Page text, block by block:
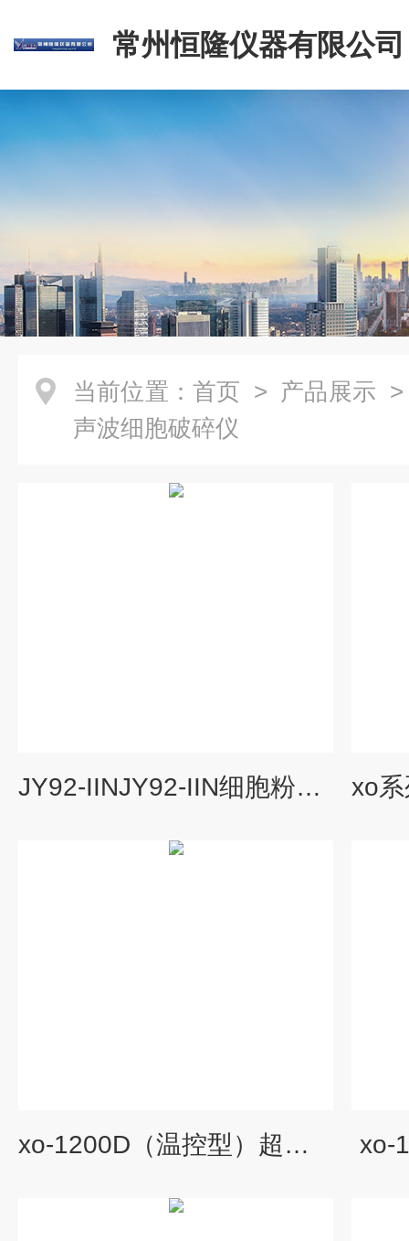
常州恒隆仪器有限公司
当前位置： 首页 > 产品展示
声波细胞破碎仪
JY92-IINJY92-IIN细胞粉碎机-厂家,价格
xo-1200D（温控型）超声波细胞破碎仪 xo-